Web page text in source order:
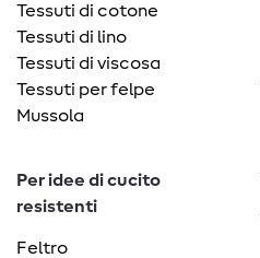
Tessuti di cotone
Tessuti di lino
Tessuti di viscosa
Tessuti per felpe
Mussola
Per idee di cucito
resistenti
Feltro